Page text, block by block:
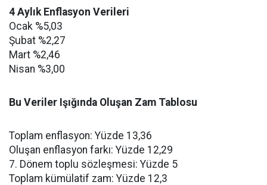
4 Aylık Enflasyon Verileri
Ocak %5,03
Şubat %2,27
Mart %2,46
Nisan %3,00
Bu Veriler Işığında Oluşan Zam Tablosu
Toplam enflasyon: Yüzde 13,36
Oluşan enflasyon farkı: Yüzde 12,29
7. Dönem toplu sözleşmesi: Yüzde 5
Toplam kümülatif zam: Yüzde 12,3